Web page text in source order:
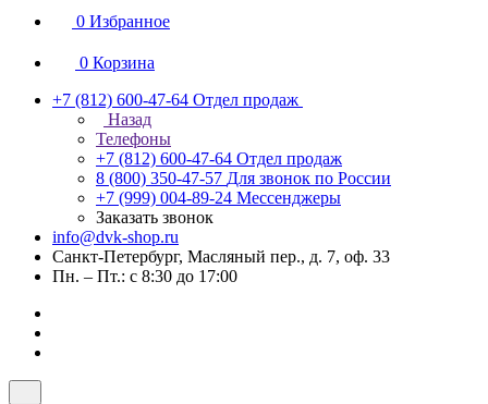
0 Избранное
0 Корзина
+7 (812) 600-47-64 Отдел продаж
Назад
Телефоны
+7 (812) 600-47-64 Отдел продаж
8 (800) 350-47-57 Для звонок по России
+7 (999) 004-89-24 Мессенджеры
Заказать звонок
info@dvk-shop.ru
Санкт-Петербург, Масляный пер., д. 7, оф. 33
Пн. – Пт.: с 8:30 до 17:00